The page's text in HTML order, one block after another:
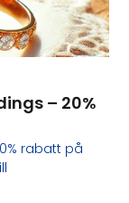
– 20%
rabatt på